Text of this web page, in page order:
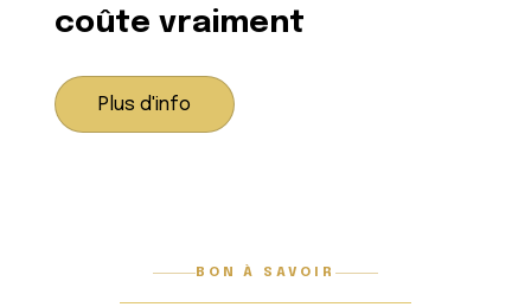
coûte vraiment
Plus d'info
BON À SAVOIR